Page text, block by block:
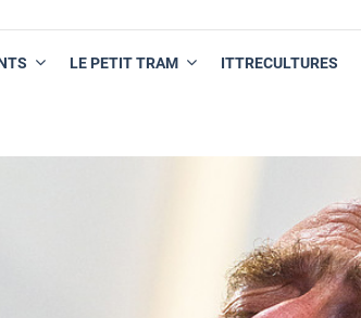
LE PETIT TRAM ITTRECULTURES